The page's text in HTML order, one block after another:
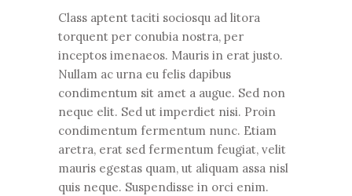
Class aptent taciti sociosqu ad litora
torquent per conubia nostra, per
inceptos imenaeos. Mauris in erat justo.
Nullam ac urna eu felis dapibus
condimentum sit amet a augue. Sed non
neque elit. Sed ut imperdiet nisi. Proin
condimentum fermentum nunc. Etiam
aretra, erat sed fermentum feugiat, velit
mauris egestas quam, ut aliquam assa nisl
quis neque. Suspendisse in orci enim.